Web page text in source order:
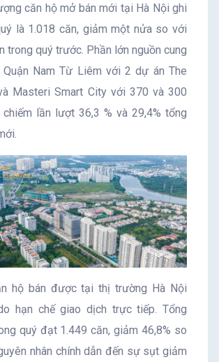
căn hộ mở bán mới tại Hà Nội ghi
là 1.018 căn, giảm một nửa so với
trong quý trước. Phần lớn nguồn cung
Nam Từ Liêm với 2 dự án The
Masteri Smart City với 370 và 300
chiếm lần lượt 36,3 % và 29,4% tổng
hộ bán được tại thị trường Hà Nội
hạn chế giao dịch trực tiếp. Tổng
quý đạt 1.449 căn, giảm 46,8% so
nhân chính dẫn đến sự sụt giảm